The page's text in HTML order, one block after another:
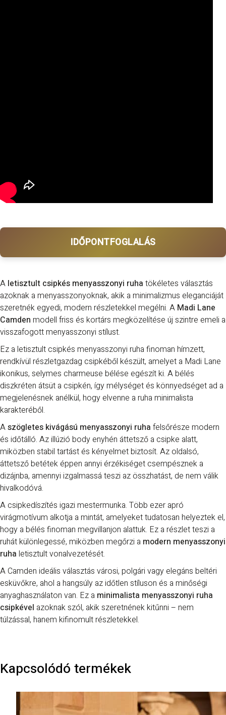
IDŐPONTFOGLALÁS
A letisztult csipkés menyasszonyi ruha tökéletes választás
azoknak a menyasszonyoknak, akik a minimalizmus eleganciáját
szeretnék egyedi, modern részletekkel megélni. A Madi Lane
Camden modell friss és kortárs megközelítése új szintre emeli a
visszafogott menyasszonyi stílust.
Ez a letisztult csipkés menyasszonyi ruha finoman hímzett,
rendkívül részletgazdag csipkéből készült, amelyet a Madi Lane
ikonikus, selymes charmeuse bélése egészít ki. A bélés
diszkréten átsüt a csipkén, így mélységet és könnyedséget ad a
megjelenésnek anélkül, hogy elvenne a ruha minimalista
karakteréből.
Aszögletes kivágású menyasszonyi ruha felsőrésze modern
és időtálló. Az illúzió body enyhén áttetsző a csipke alatt,
miközben stabil tartást és kényelmet biztosít. Az oldalsó,
áttetsző betétek éppen annyi érzékiséget csempésznek a
dizájnba, amennyi izgalmassá teszi az összhatást, de nem válik
hivalkodóvá.
A csipkedíszítés igazi mestermunka. Több ezer apró
virágmotívum alkotja a mintát, amelyeket tudatosan helyeztek el,
hogy a bélés finoman megvillanjon alattuk. Ez a részlet teszi a
ruhát különlegessé, miközben megőrzi a modern menyasszonyi
ruha letisztult vonalvezetését.
A Camden ideális választás városi, polgári vagy elegáns beltéri
esküvőkre, ahol a hangsúly az időtlen stíluson és a minőségi
anyaghasználaton van. Ez a minimalista menyasszonyi ruha
csipkével azoknak szól, akik szeretnének kitűnni – nem
túlzással, hanem kifinomult részletekkel.
Kapcsolódó termékek